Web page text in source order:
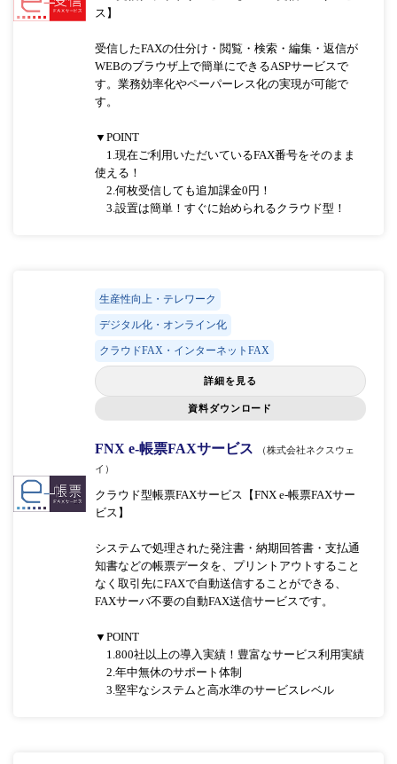
ス】
受信したFAXの仕分け・閲覧・検索・編集・返信が
WEBのブラウザ上で簡単にできるASPサービスで
す。業務効率化やペーパーレス化の実現が可能で
す。
▼POINT
1.現在ご利用いただいているFAX番号をそのまま
使える！
2.何枚受信しても追加課金0円！
3.設置は簡単！すぐに始められるクラウド型！
生産性向上・テレワーク
デジタル化・オンライン化
クラウドFAX・インターネットFAX
詳細を見る
資料ダウンロード
FNX e-帳票FAXサービス
（株式会社ネクスウェ
イ）
クラウド型帳票FAXサービス【FNX e-帳票FAXサー
ビス】
システムで処理された発注書・納期回答書・支払通
知書などの帳票データを、プリントアウトすること
なく取引先にFAXで自動送信することができる、
FAXサーバ不要の自動FAX送信サービスです。
▼POINT
1.800社以上の導入実績！豊富なサービス利用実績
2.年中無休のサポート体制
3.堅牢なシステムと高水準のサービスレベル